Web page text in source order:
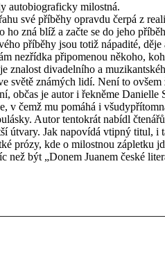
autobiograficky milostná.
své příběhy opravdu čerpá z
zná blíž a začte se do jeho
příběhy jsou totiž nápadité,
nezřídka připomenou někoho,
znalost divadelního a
světě známých lidí. Není to
občas je autor i řekněme Danielle
v čemž mu pomáhá i
Autor tentokrát nabídl
útvary. Jak napovídá vtipný titul, i
prózy, kde o milostnou zápletku
než být „Donem Juanem české